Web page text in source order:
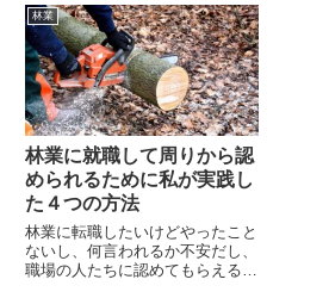
従事していましたが、ケガをして
やめた一人です。実際に林業に就
いた後、離職していく若手の数は
多いと言われています。まずはあ
なた...
林業
林業に就職して周りから認
められるために私が実践し
た４つの方法
林業に転職したいけどやったこと
ないし、何言われるか不安だし、
職場の人たちに認めてもらえるん